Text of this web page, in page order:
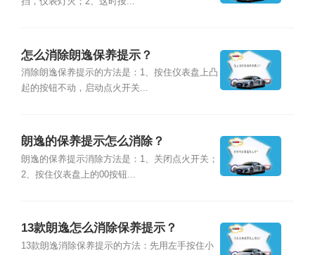
怎么消除朗逸保养提示？
消除朗逸保养提示的方法是：1、按住仪表盘上凸
起的按钮不动，启动点火开关...
朗逸的保养提示怎么消除？
朗逸的保养提示消除方法是：1、关闭点火开关；
2、按住仪表盘上的00按钮...
13款朗逸怎么消除保养提示？
13款朗逸消除保养提示的方法：先用左手按住小